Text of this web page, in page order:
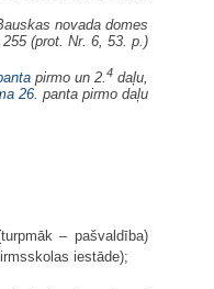
novada domes
(prot. Nr. 6, 53. p.)
pirmo un 2.4 daļu,
26. panta pirmo daļu
– pašvaldība)
iestāde);